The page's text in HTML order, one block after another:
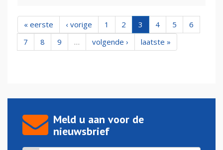
« eerste ‹ vorige 1 2 3 4 5
6
7
8 9 … volgende › laatste »
Meld u aan voor de
nieuwsbrief